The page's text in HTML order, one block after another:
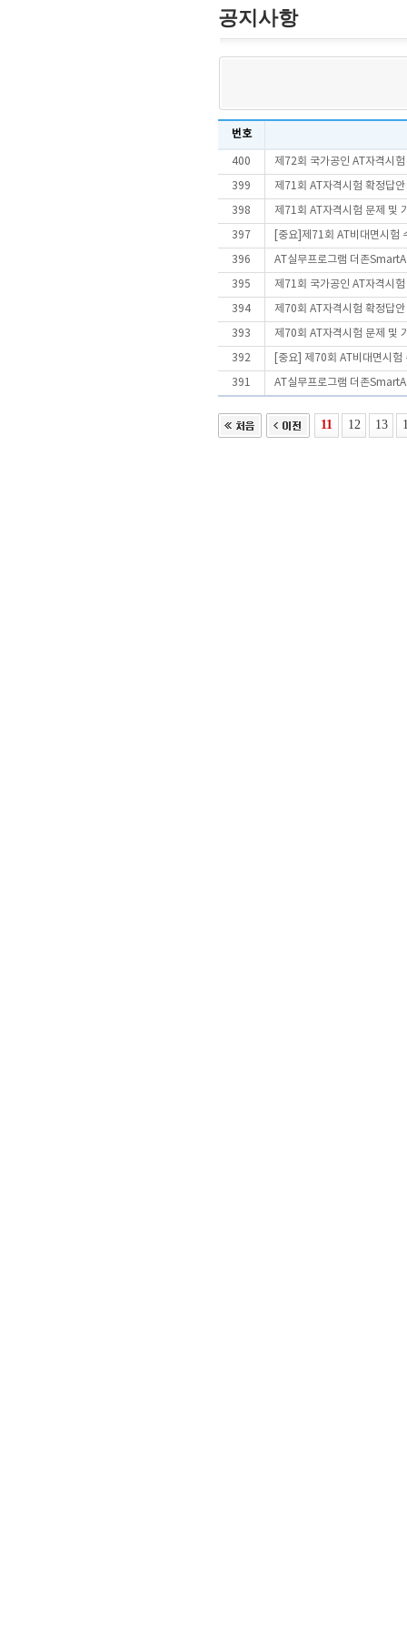
공지사항
번호
400 제72회 국가공인 AT자격시
399 제71회 AT자격시험 확정답
398 제71회 AT자격시험 문제 및
397 [중요]제71회 AT비대면시험
396 AT실무프로그램 더존
395 제71회 국가공인 AT자격시
394 제70회 AT자격시험 확정답
393 제70회 AT자격시험 문제 및
392 [중요] 제70회 AT비대면시험
391 AT실무프로그램 더존
11 12 13